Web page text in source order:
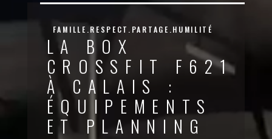
FAMILLE.RESPECT.PARTAGE.HUMILITÉ
LA BOX
CROSSFIT F621
À CALAIS :
ÉQUIPEMENTS
ET PLANNING